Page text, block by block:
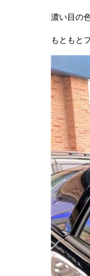
濃い目の
もともと